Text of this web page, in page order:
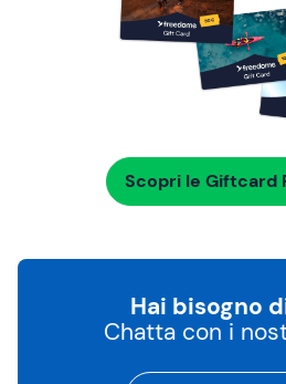
Scopri le Giftcard
Hai bisogno
Chatta con i